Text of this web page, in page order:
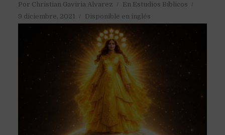
Por Christian Gaviria Alvarez En Estudios Bíblicos
9 diciembre, 2021
Disponible en inglés